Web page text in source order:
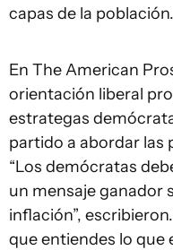
capas de la población.
En The American
orientación liberal
estrategas
partido a abordar las
“Los demócratas
un mensaje ganador
inflación”,
que entiendes lo que